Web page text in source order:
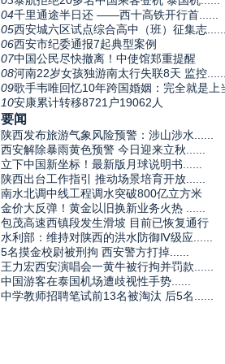
04千里通途半日还 ——西十高铁开行首......
05西安城六区试点综合高中（班）征集志......
06西安市纪委通报7起典型案例
07中国公民尽快撤离！中使馆郑重提醒
08河南22岁女孩独游南太行失联8天 监控......
09歌手韦唯回忆10年跨国婚姻：完全就是上
10安康累计转移8721户19062人
要闻
陕西发布旅游气象风险预警：涉山涉水......
西安解除暴雨黄色预警 今日迎来立秋......
立下中国新坐标！最新版月球说明书......
陕西出台工作指引 推动场景培育开放......
南水北调中线工程调水突破800亿立方米
金价大反弹！黄金以旧换新业务火热 ......
包茂高速西镇段发生滑坡 目前已恢复通行
水利部：维持对陕西的洪水防御Ⅳ级应......
5名摸金校尉被刑拘 西安警方打掉......
王力宏西安演唱会一黄牛被行拘并罚款......
中国游客在泰国机场遭歧视性手势......
中学教师招聘笔试前13名被淘汰 后5名......